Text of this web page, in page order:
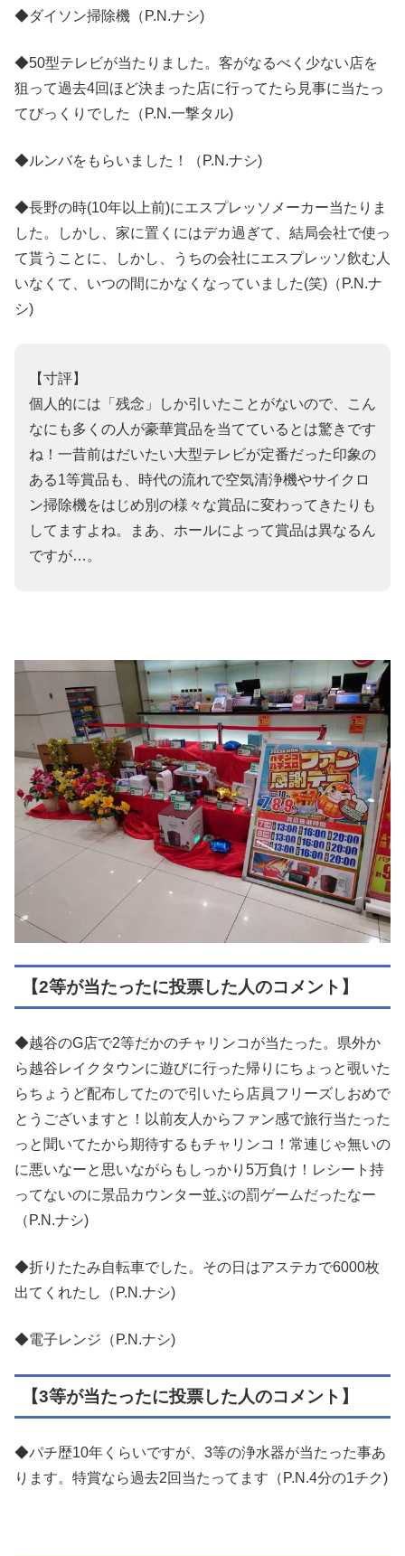
◆ダイソン掃除機（P.N.ナシ)
◆50型テレビが当たりました。客がなるべく少ない店を
狙って過去4回ほど決まった店に行ってたら見事に当たっ
てびっくりでした（P.N.一撃タル)
◆ルンバをもらいました！（P.N.ナシ)
◆長野の時(10年以上前)にエスプレッソメーカー当たりま
した。しかし、家に置くにはデカ過ぎて、結局会社で使っ
て貰うことに、しかし、うちの会社にエスプレッソ飲む人
いなくて、いつの間にかなくなっていました(笑)（P.N.ナ
シ)
【寸評】
個人的には「残念」しか引いたことがないので、こん
なにも多くの人が豪華賞品を当てているとは驚きです
ね！一昔前はだいたい大型テレビが定番だった印象の
ある1等賞品も、時代の流れで空気清浄機やサイクロ
ン掃除機をはじめ別の様々な賞品に変わってきたりも
してますよね。まあ、ホールによって賞品は異なるん
ですが…。
【2等が当たったに投票した人のコメント】
◆越谷のG店で2等だかのチャリンコが当たった。県外か
ら越谷レイクタウンに遊びに行った帰りにちょっと覗いた
らちょうど配布してたので引いたら店員フリーズしおめで
とうございますと！以前友人からファン感で旅行当たった
っと聞いてたから期待するもチャリンコ！常連じゃ無いの
に悪いなーと思いながらもしっかり5万負け！レシート持
ってないのに景品カウンター並ぶの罰ゲームだったなー
（P.N.ナシ)
◆折りたたみ自転車でした。その日はアステカで6000枚
出てくれたし（P.N.ナシ)
◆電子レンジ（P.N.ナシ)
【3等が当たったに投票した人のコメント】
◆パチ歴10年くらいですが、3等の浄水器が当たった事あ
ります。特賞なら過去2回当たってます（P.N.4分の1チク)